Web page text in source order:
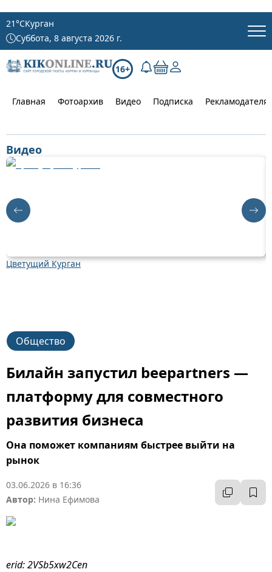
21°CКурган
Суббота, 8 августа 2026 г.
16+
Главная Фотоархив Видео Подписка
Видео
Цветущий Курган
Общество
Билайн запустил beepartners —
платформу для совместного
развития бизнеса
Она поможет компаниям быстрее выйти на
рынок
03.06.2026 в 16:36
Автор: Нина Ефимова
erid: 2VSb5xw2Cen